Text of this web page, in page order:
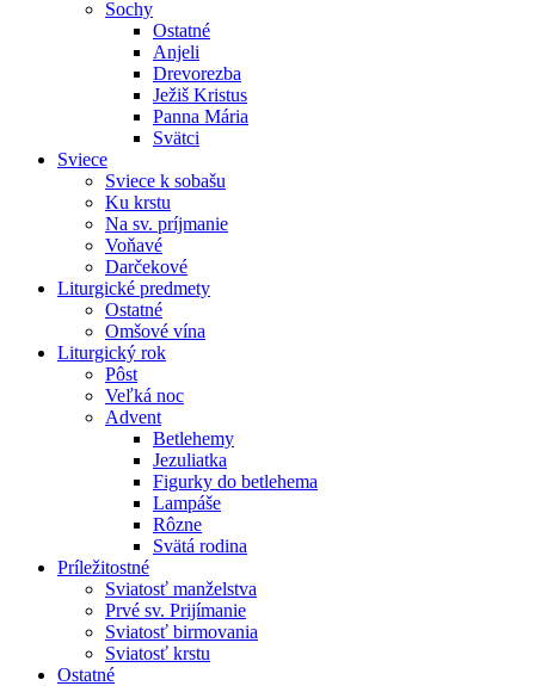
Sochy
Ostatné
Anjeli
Drevorezba
Ježiš Kristus
Panna Mária
Svätci
Sviece
Sviece k sobašu
Ku krstu
Na sv. príjmanie
Voňavé
Darčekové
Liturgické predmety
Ostatné
Omšové vína
Liturgický rok
Pôst
Veľká noc
Advent
Betlehemy
Jezuliatka
Figurky do betlehema
Lampáše
Rôzne
Svätá rodina
Príležitostné
Sviatosť manželstva
Prvé sv. Prijímanie
Sviatosť birmovania
Sviatosť krstu
Ostatné